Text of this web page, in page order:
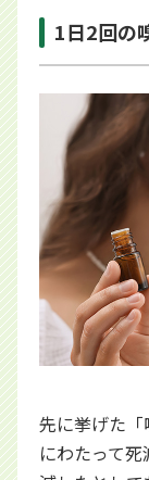
1日2回の
先に挙げた
にわたって